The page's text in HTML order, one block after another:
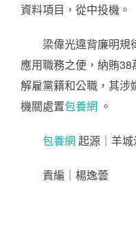
資料項目，從中投機。
梁偉光違背廉明規
應用職務之便，納賄
解雇黨籍和公職，其涉
機關處置包養網 。
包養網 起源｜羊城
責編｜楊逸蕓